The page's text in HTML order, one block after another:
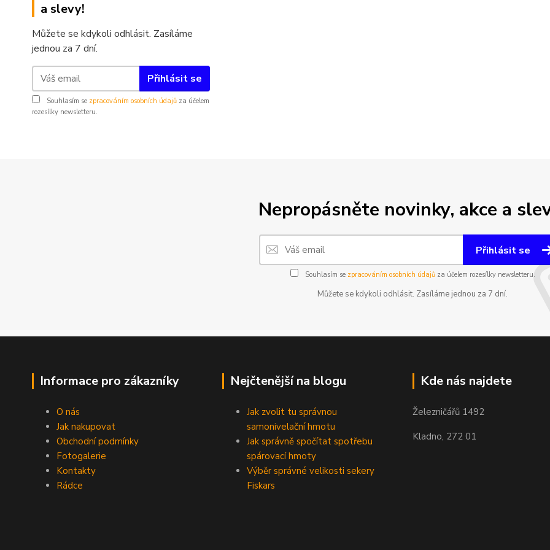
a slevy!
Můžete se kdykoli odhlásit. Zasíláme
jednou za 7 dní.
Přihlásit se
Souhlasím se zpracováním osobních údajů za účelem
rozesílky newsletteru.
Nepropásněte novinky, akce a
Přihlásit se
Souhlasím se zpracováním osobních údajůza účelem rozesílky newsletteru.
Můžete se kdykoli odhlásit. Zasíláme jednou za 7 dní.
Informace pro zákazníky
O nás
Jak nakupovat
Obchodní podmínky
Fotogalerie
Kontakty
Rádce
Nejčtenější na blogu
Jak zvolit tu správnou
samonivelační hmotu
Jak správně spočítat spotřebu
spárovací hmoty
Výběr správné velikosti sekery
Fiskars
Kde nás najdete
Železničářů 1492
Kladno, 272 01